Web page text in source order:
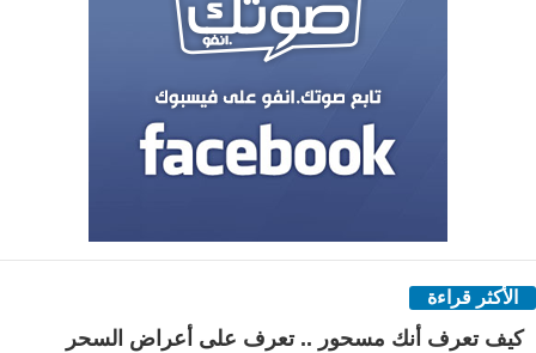
الأكثر قراءة
كيف تعرف أنك مسحور .. تعرف على أعراض السحر